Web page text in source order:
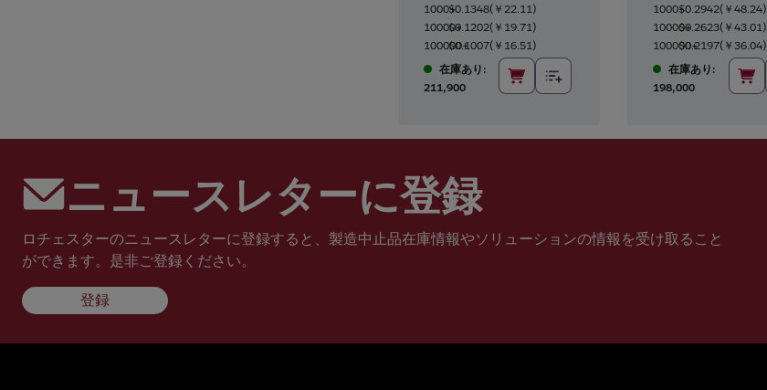
1000+$0.1348(￥22.11)
10000+$0.1202(￥19.71)
100000+$0.1007(￥16.51)
在庫あり:
211,900
1000+$0.2942(￥48.24)
10000+$0.2623(￥43.01)
100000+$0.2197(￥36.04)
在庫あり:
198,000
ニュースレターに登録
ロチェスターのニュースレターに登録すると、製造中止品在庫情報やソリューションの情報を受け取ること
ができます。是非ご登録ください。
登録